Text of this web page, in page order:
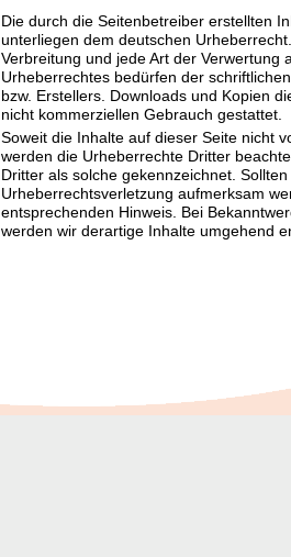
Die durch die Seitenbetreiber erstellten
unterliegen dem deutschen
Verbreitung und jede Art der Verwertung
Urheberrechtes bedürfen der
bzw. Erstellers. Downloads und Kopien
nicht kommerziellen Gebrauch gestattet.
Soweit die Inhalte auf dieser Seite nicht
werden die Urheberrechte Dritter
Dritter als solche gekennzeichnet.
Urheberrechtsverletzung aufmerksam
entsprechenden Hinweis. Bei
werden wir derartige Inhalte umgehend